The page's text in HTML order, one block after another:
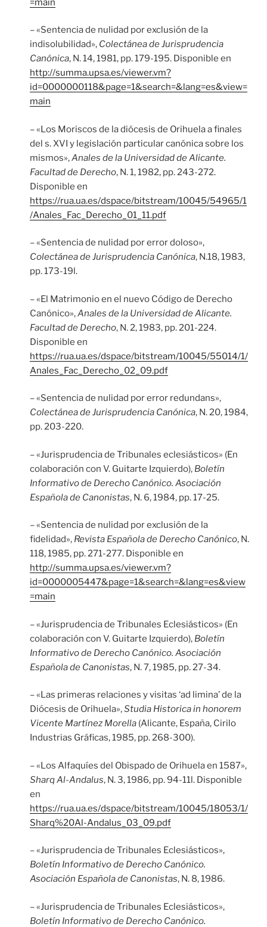
=main
– «Sentencia de nulidad por exclusión de la
indisolubilidad», Colectánea de Jurisprudencia
Canónica, N. 14, 1981, pp. 179-195. Disponible en
http://summa.upsa.es/viewer.vm?
id=0000000118&page=1&search=&lang=es&view=
main
– «Los Moriscos de la diócesis de Orihuela a finales
del s. XVI y legislación particular canónica sobre los
mismos»,Anales de la Universidad de Alicante.
Facultad de Derecho, N. 1, 1982, pp. 243-272.
Disponible en
https://rua.ua.es/dspace/bitstream/10045/54965/1
/Anales_Fac_Derecho_01_11.pdf
– «Sentencia de nulidad por error doloso»,
Colectánea de Jurisprudencia Canónica, N.18, 1983,
pp. 173-19l.
– «El Matrimonio en el nuevo Código de Derecho
Canónico»,Anales de la Universidad de Alicante.
Facultad de Derecho, N. 2, 1983, pp. 201-224.
Disponible en
https://rua.ua.es/dspace/bitstream/10045/55014/1/
Anales_Fac_Derecho_02_09.pdf
– «Sentencia de nulidad por error redundans»,
Colectánea de Jurisprudencia Canónica, N. 20, 1984,
pp. 203-220.
– «Jurisprudencia de Tribunales eclesiásticos» (En
colaboración con V. Guitarte Izquierdo), Boletín
Informativo de Derecho Canónico. Asociación
Española de Canonistas, N. 6, 1984, pp. 17-25.
– «Sentencia de nulidad por exclusión de la
fidelidad», Revista Española de Derecho Canónico, N.
118, 1985, pp. 271-277. Disponible en
http://summa.upsa.es/viewer.vm?
id=0000005447&page=1&search=&lang=es&view
=main
– «Jurisprudencia de Tribunales Eclesiásticos» (En
colaboración con V. Guitarte Izquierdo), Boletín
Informativo de Derecho Canónico. Asociación
Española de Canonistas, N. 7, 1985, pp. 27-34.
– «Las primeras relaciones y visitas ‘ad limina’ de la
Diócesis de Orihuela»,Studia Historica in honorem
Vicente Martínez Morella (Alicante, España, Cirilo
Industrias Gráficas, 1985, pp. 268-300).
– «Los Alfaquíes del Obispado de Orihuela en 1587»,
Sharq Al-Andalus, N. 3, 1986, pp. 94-11l. Disponible
en
https://rua.ua.es/dspace/bitstream/10045/18053/1/
Sharq%20Al-Andalus_03_09.pdf
– «Jurisprudencia de Tribunales Eclesiásticos»,
Boletín Informativo de Derecho Canónico.
Asociación Española de Canonistas, N. 8, 1986.
– «Jurisprudencia de Tribunales Eclesiásticos»,
Boletín Informativo de Derecho Canónico.